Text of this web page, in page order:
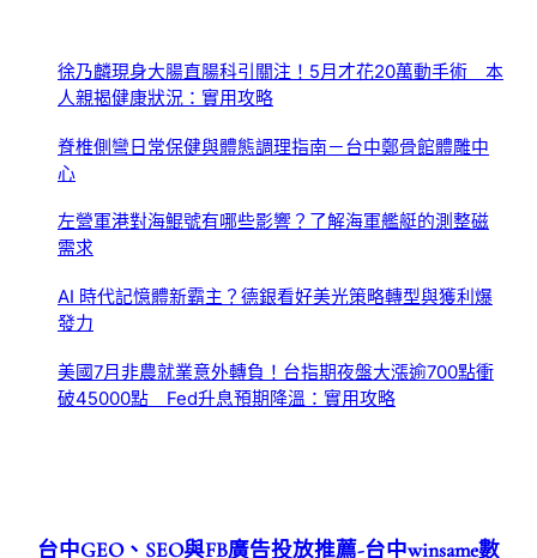
徐乃麟現身大腸直腸科引關注！5月才花20萬動手術 本
人親揭健康狀況：實用攻略
脊椎側彎日常保健與體態調理指南－台中鄭骨館體雕中
心
左營軍港對海鯤號有哪些影響？了解海軍艦艇的測整磁
需求
AI 時代記憶體新霸主？德銀看好美光策略轉型與獲利爆
發力
美國7月非農就業意外轉負！台指期夜盤大漲逾700點衝
破45000點 Fed升息預期降溫：實用攻略
台中GEO、SEO與FB廣告投放推薦-台中winsame數